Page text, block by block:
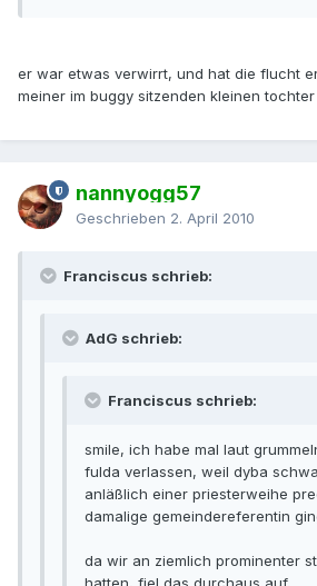
er war etwas verwirrt, und hat die flucht
meiner im buggy sitzenden kleinen
nannyogg57
Geschrieben 2. April 2010
Franciscus schrieb:
AdG schrieb:
Franciscus schrieb:
smile, ich habe mal laut
fulda verlassen, weil dyba
anläßlich einer priesterweihe
damalige gemeindereferentin
da wir an ziemlich prominenter